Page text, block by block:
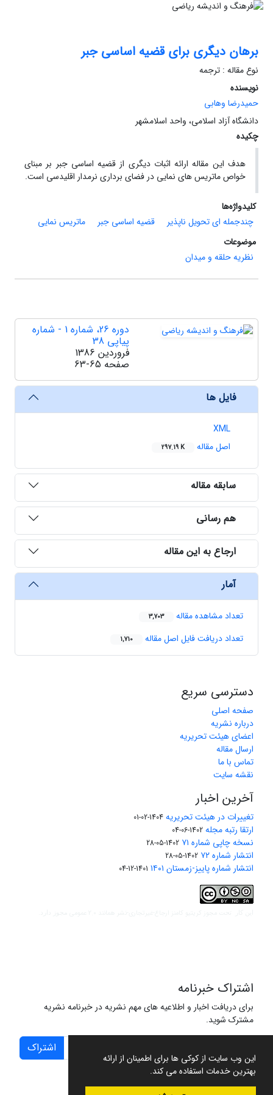
این وب سایت از کوکی ها برای اطمینان از ارائه
بهترین خدمات استفاده می کند.
برهان دیگری برای قضیه اساسی جبر
نوع مقاله : ترجمه
نویسنده
حمیدرضا وهابی
دانشگاه آزاد اسلامی، واحد اسلامشهر
چکیده
هدف این مقاله ارائه اثبات دیگری از قضیه اساسی جبر بر مبنای
خواص ماتریس های نمایی در فضای برداری نرمدار اقلیدسی است.
کلیدواژه‌ها
چندجمله ای تحویل ناپذیر
قضیه اساسی جبر
ماتریس نمایی
موضوعات
نظریه حلقه و میدان
دوره 26، شماره 1 - شماره
پیاپی 38
فروردین 1386
صفحه 63-65
فایل ها
XML
اصل مقاله
297.19 K
سابقه مقاله
هم رسانی
ارجاع به این مقاله
آمار
تعداد مشاهده مقاله 3,703
تعداد دریافت فایل اصل مقاله 1,710
دسترسی سریع
صفحه اصلی
درباره نشریه
اعضای هیئت تحریریه
ارسال مقاله
تماس با ما
نقشه سایت
آخرین اخبار
تغییرات در هیئت تحریریه 1404-02-01
ارتقا رتبه مجله 1402-06-04
نسخه چاپی شماره ۷۱ 1402-05-28
انتشار شماره ۷۲ 1402-05-28
انتشار شماره پاییز-زمستان ۱۴۰۱ 1401-12-04
اشتراک خبرنامه
برای دریافت اخبار و اطلاعیه های مهم نشریه در خبرنامه نشریه
مشترک شوید.
اشتراک